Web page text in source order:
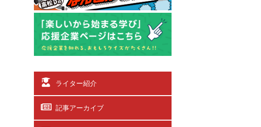
ライター紹介
記事アーカイブ